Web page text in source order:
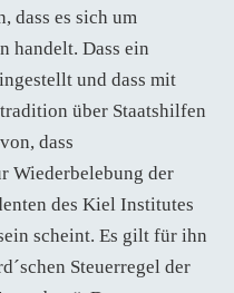
dass es sich um
handelt. Dass ein
und dass mit
über Staatshilfen
dass
Wiederbelebung der
des Kiel Institutes
scheint. Es gilt für ihn
Steuerregel der